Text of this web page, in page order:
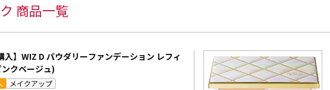
商品一覧
入】WIZ D パウダリーファンデーション レフィ
クベージュ)
メイクアップ